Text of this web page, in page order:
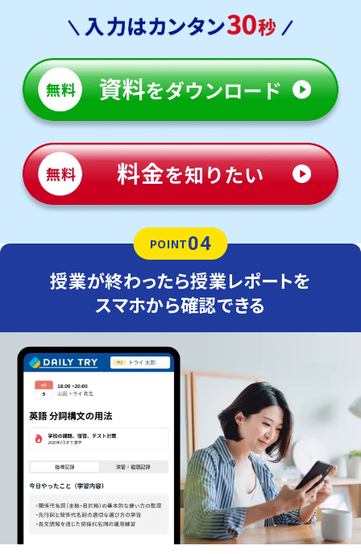
POINT04
授業が終わったら授業レポートを
スマホから確認できる